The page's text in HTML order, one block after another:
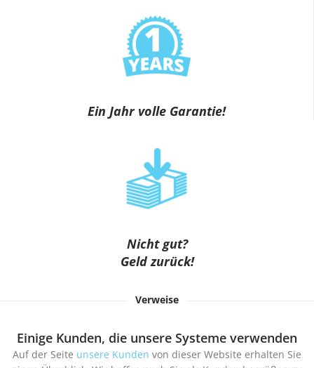
Ein Jahr volle Garantie!
Nicht gut?
Geld zurück!
Verweise
Einige Kunden, die unsere Systeme verwenden
Auf der Seite unsere Kunden von dieser Website erhalten Sie